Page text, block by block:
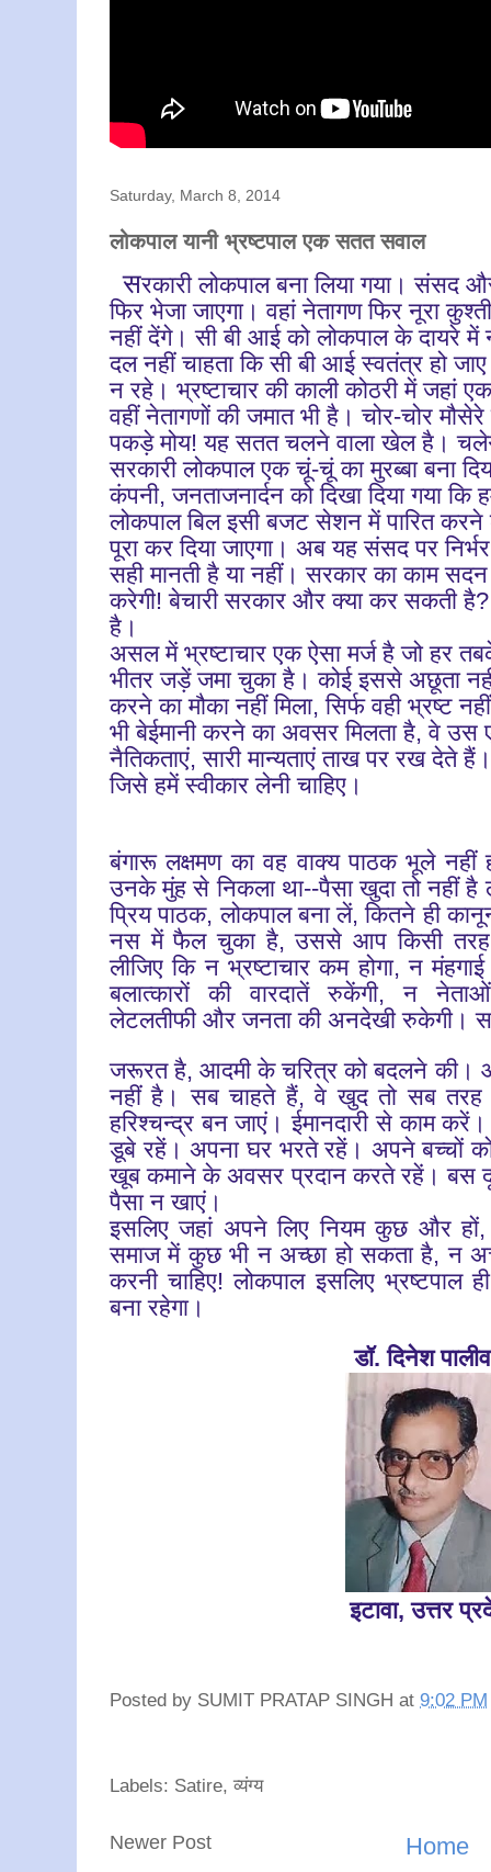
Saturday, March 8, 2014
लोकपाल यानी भ्रष्टपाल एक सतत सवाल
सरकारी लोकपाल बना लिया गया। संसद
फिर भेजा जाएगा। वहां नेतागण फिर नूरा
नहीं देंगे। सी बी आई को लोकपाल के दायरे में
दल नहीं चाहता कि सी बी आई स्वतंत्र हो
न रहे। भ्रष्टाचार की काली कोठरी में जहां
वहीं नेतागणों की जमात भी है। चोर-चोर
पकड़े मोय! यह सतत चलने वाला खेल है।
सरकारी लोकपाल एक चूं-चूं का मुरब्बा बना
कंपनी, जनताजनार्दन को दिखा दिया गया कि
लोकपाल बिल इसी बजट सेशन में पारित
पूरा कर दिया जाएगा। अब यह संसद पर
सही मानती है या नहीं। सरकार का काम
करेगी! बेचारी सरकार और क्या कर सकती
है।
असल में भ्रष्टाचार एक ऐसा मर्ज है जो हर
भीतर जड़ें जमा चुका है। कोई इससे अछूता
करने का मौका नहीं मिला, सिर्फ वही भ्रष्ट
भी बेईमानी करने का अवसर मिलता है, वे उस
नैतिकताएं, सारी मान्यताएं ताख पर रख देते
जिसे हमें स्वीकार लेनी चाहिए।
बंगारू लक्षमण का वह वाक्य पाठक भूले
उनके मुंह से निकला था--पैसा खुदा तो नहीं
प्रिय पाठक, लोकपाल बना लें, कितने ही
नस में फैल चुका है, उससे आप किसी तरह
लीजिए कि न भ्रष्टाचार कम होगा, न
बलात्कारों की वारदातें रुकेंगी, न
लेटलतीफी और जनता की अनदेखी रुकेगी।
जरूरत है, आदमी के चरित्र को बदलने की।
नहीं है। सब चाहते हैं, वे खुद तो सब
हरिश्चन्द्र बन जाएं। ईमानदारी से काम
डूबे रहें। अपना घर भरते रहें। अपने बच्चों
खूब कमाने के अवसर प्रदान करते रहें। बस
पैसा न खाएं।
इसलिए जहां अपने लिए नियम कुछ और
समाज में कुछ भी न अच्छा हो सकता है, न
करनी चाहिए! लोकपाल इसलिए
बना रहेगा।
डॉ. दिनेश
इटावा, उत्तर
Posted by SUMIT PRATAP SINGH at 9:02 PM
Labels: Satire, व्यंग्य
Newer Post Home